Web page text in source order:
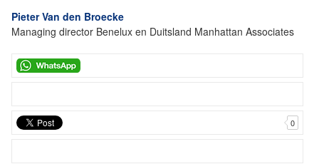
Pieter Van den Broecke
Managing director Benelux en Duitsland Manhattan Associates
0